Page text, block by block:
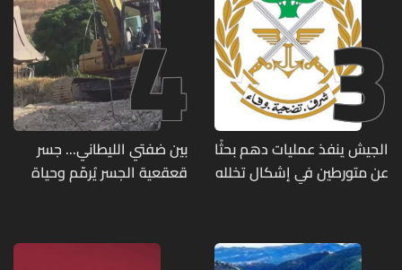
3
الجيش ينفذ عمليات دهم بحثًا
عن متورطين في إشكال تخلله
مزروعة بالماريجوانا
4
بين ضفتي الليطاني... جسر
قعقعية الجسر يُرمّم وحياة